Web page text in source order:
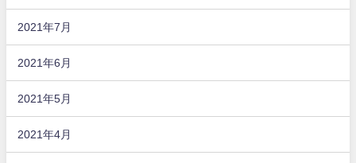
2021年7月
2021年6月
2021年5月
2021年4月